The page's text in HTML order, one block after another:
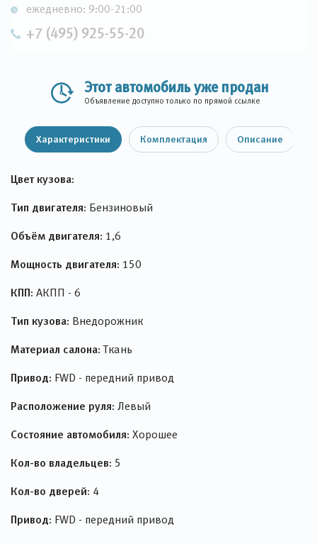
ежедневно: 9:00-21:00
+7 (495) 925-55-20
Этот автомобиль уже продан
Объявление доступно только по прямой ссылке
Характеристики Комплектация Описание
Цвет кузова:
Тип двигателя: Бензиновый
Объём двигателя: 1,6
Мощность двигателя: 150
КПП: АКПП - 6
Тип кузова: Внедорожник
Материал салона: Ткань
Привод: FWD - передний привод
Расположение руля: Левый
Состояние автомобиля: Хорошее
Кол-во владельцев: 5
Кол-во дверей: 4
Привод: FWD - передний привод